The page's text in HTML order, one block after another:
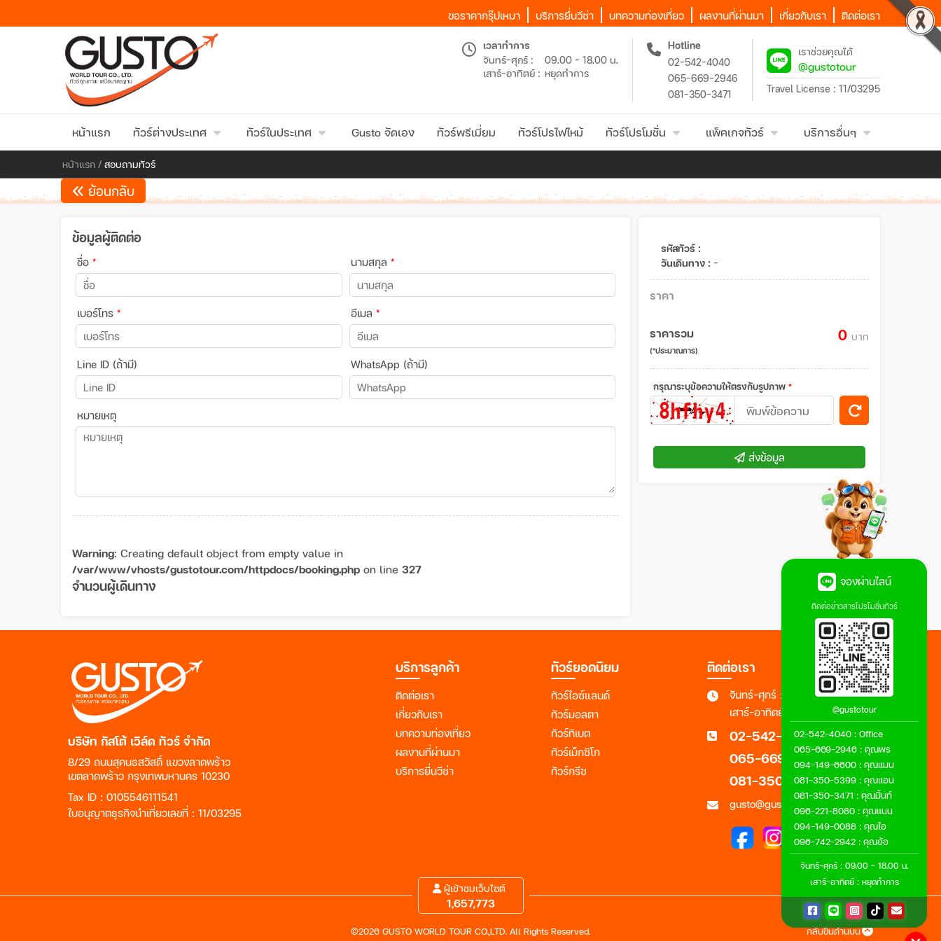
ขอราคากรุ๊ปเหมา บริการยื่นวีซ่า บทความท่องเที่ยว ผลงานที่ผ่านมา เกี่ยวกับเรา ติดต่อเรา
เวลาทำการ
จันทร์-ศุกร์ :
09.00 - 18.00 น.
เสาร์-อาทิตย์ : หยุดทำการ
Hotline
02-542-4040
065-669-2946
081-350-3471
เราช่วยคุณได้
@gustotour
Travel License : 11/03295
หน้าแรก ทัวร์ต่างประเทศ ทัวร์ในประเทศ Gusto จัดเอง ทัวร์พรีเมี่ยม ทัวร์โปรไฟไหม้ ทัวร์โปรโมชั่น แพ็คเกจทัวร์ บริการอื่นๆ
หน้าแรก / สอบถามทัวร์
ย้อนกลับ
ข้อมูลผู้ติดต่อ
ชื่อ * นามสกุล *
เบอร์โทร * อีเมล *
Line ID (ถ้ามี) WhatsApp (ถ้ามี)
หมายเหตุ
Warning: Creating default object from empty value in
/var/www/vhosts/gustotour.com/httpdocs/booking.php on line 327
จำนวนผู้เดินทาง
รหัสทัวร์ :
วันเดินทาง : -
ราคา
ราคารวม
(*ประมาณการ)
0 บาท
กรุณาระบุข้อความให้ตรงกับรูปภาพ *
ส่งข้อมูล
บริษัท กัสโต้ เวิล์ด ทัวร์ จำกัด
8/29 ถนนสุคนธสวัสดิ์ แขวงลาดพร้าว
เขตลาดพร้าว กรุงเทพมหานคร 10230
Tax ID : 0105546111541
ใบอนุญาตธุรกิจนำเที่ยวเลขที่ : 11/03295
บริการลูกค้า
ติดต่อเรา
เกี่ยวกับเรา
บทความท่องเที่ยว
ผลงานที่ผ่านมา
บริการยื่นวีซ่า
ทัวร์ยอดนิยม
ทัวร์ไอซ์แลนด์
ทัวร์มอลตา
ทัวร์ทิเบต
ทัวร์เม็กซิโก
ทัวร์กรีซ
ติดต่อเรา
จันทร์-ศุกร์ : 09.00 - 18.00 น.
เสาร์-อาทิตย์ : หยุดทำการ
02-542-4040
065-669-2946
081-350-3471
gusto@gustotour.com
ผู้เข้าชมเว็บไซต์
1,657,773
©2026 GUSTO WORLD TOUR CO.,LTD. All Rights Reserved. กลับขึ้นด้านบน
จองผ่านไลน์
ติดต่อข่าวสารโปรโมชั่นทัวร์
@gustotour
02-542-4040 : Office
065-669-2946 : คุณพร
094-149-6600 : คุณแมน
081-350-5399 : คุณแอน
081-350-3471 : คุณมิ้นท์
096-221-8080 : คุณแนน
094-149-0088 : คุณไอ
096-742-2942 : คุณอ้อ
จันทร์-ศุกร์ : 09.00 - 18.00 น.
เสาร์-อาทิตย์ : หยุดทำการ